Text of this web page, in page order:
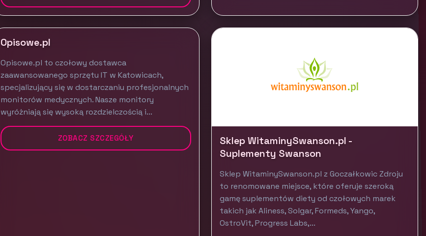
Opisowe.pl
Opisowe.pl to czołowy dostawca
zaawansowanego sprzętu IT w Katowicach,
specjalizujący się w dostarczaniu profesjonalnych
monitorów medycznych. Nasze monitory
wyróżniają się wysoką rozdzielczością i...
ZOBACZ SZCZEGÓŁY
Sklep WitaminySwanson.pl -
Suplementy Swanson
Sklep WitaminySwanson.pl z Goczałkowic Zdroju
to renomowane miejsce, które oferuje szeroką
gamę suplementów diety od czołowych marek
takich jak Aliness, Solgar, Formeds, Yango,
OstroVit, Progress Labs,...